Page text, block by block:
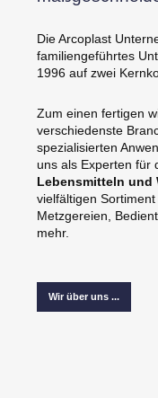
Die Arcoplast
familiengeführtes
1996 auf zwei
Zum einen fertigen
verschiedenste
spezialisierten
uns als Experten für
Lebensmitteln und
vielfältigen Sortiment
Metzgereien,
mehr.
Wir über uns ...